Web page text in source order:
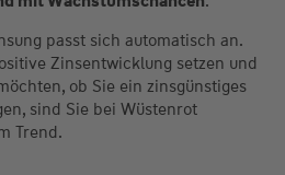
passt sich automatisch an.
Zinsentwicklung setzen und
ob Sie ein zinsgünstiges
sind Sie bei Wüstenrot
Trend.